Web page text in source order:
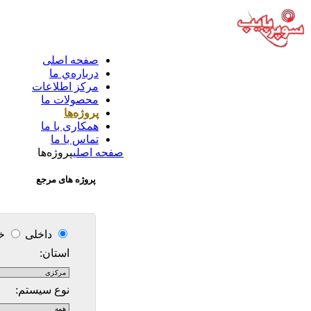
صفحه اصلی
درباره‌ي ما
مركز اطلاعات
محصولات ما
پروژه‌ها
همکاری با ما
تماس با ما
صفحه اصلیپروژه‌ها
پروژه های مرجع
داخلی
استان:
نوع سیستم: